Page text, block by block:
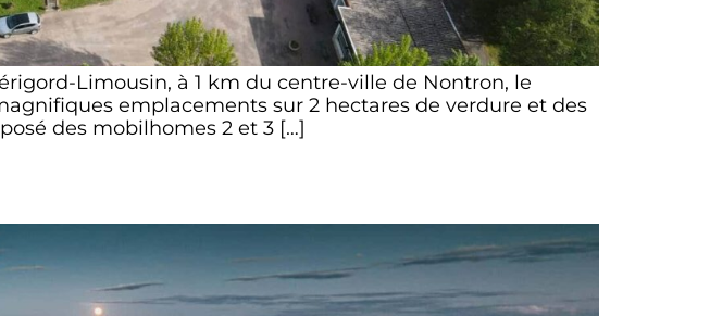
Limousin, à 1 km du centre-ville de Nontron, le
emplacements sur 2 hectares de verdure et des
des mobilhomes 2 et 3 […]